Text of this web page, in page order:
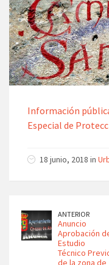
Información
Especial de
18 junio, 2018 in
ANTERIOR
Anuncio
Aprobación
Estudio
Técnico
de la zona de